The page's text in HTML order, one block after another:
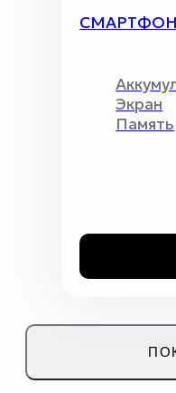
СМАРТФОН
Экран
Память